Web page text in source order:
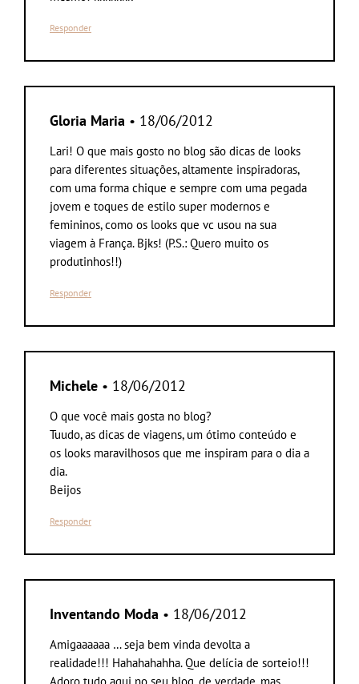
Responder
Gloria Maria • 18/06/2012
Lari! O que mais gosto no blog são dicas de looks
para diferentes situações, altamente inspiradoras,
com uma forma chique e sempre com uma pegada
jovem e toques de estilo super modernos e
femininos, como os looks que vc usou na sua
viagem à França. Bjks! (P.S.: Quero muito os
produtinhos!!)
Responder
Michele • 18/06/2012
O que você mais gosta no blog?
Tuudo, as dicas de viagens, um ótimo conteúdo e
os looks maravilhosos que me inspiram para o dia a
dia.
Beijos
Responder
Inventando Moda • 18/06/2012
Amigaaaaaa … seja bem vinda devolta a
realidade!!! Hahahahahha. Que delícia de sorteio!!!
Adoro tudo aqui no seu blog, de verdade, mas